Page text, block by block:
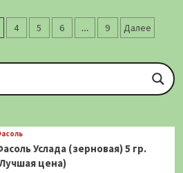
4 5 6 … 9 Далее
(спаржевая) 20 шт.
Услада (зерновая) 5 гр.
цена)